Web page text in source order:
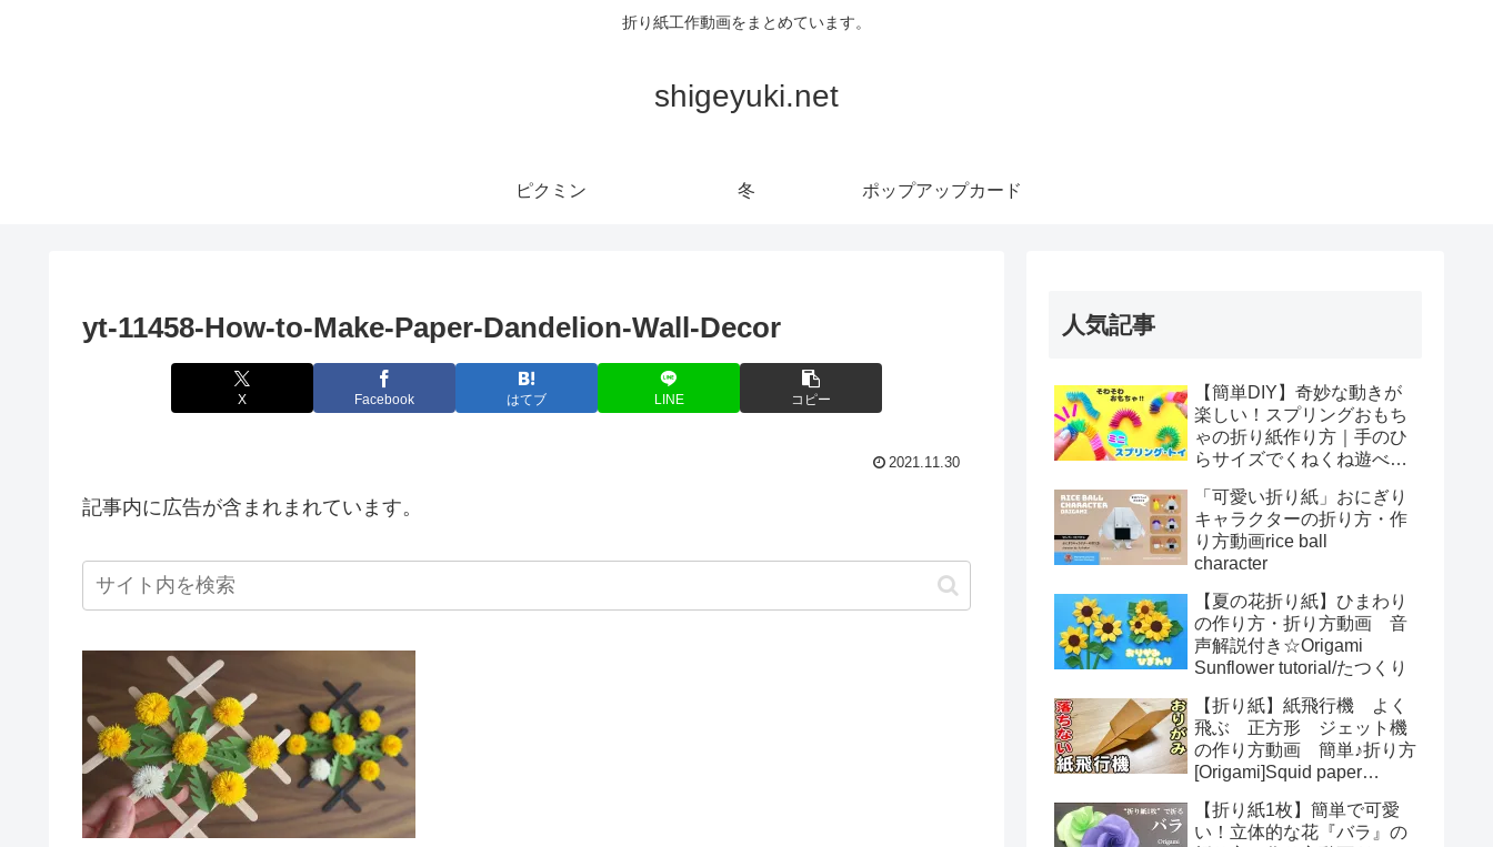
折り紙工作動画をまとめています。
shigeyuki.net
ピクミン 冬 ポップアップカード
yt-11458-How-to-Make-Paper-Dandelion-Wall-Decor
X Facebook はてブ LINE コピー
2021.11.30
記事内に広告が含まれまれています。
人気記事
【簡単DIY】奇妙な動きが
楽しい！スプリングおもち
ゃの折り紙作り方｜手のひ
らサイズでくねくね遊べ
toys Origami
「可愛い折り紙」おにぎり
キャラクターの折り方・作
り方動画rice ball
character
【夏の花折り紙】ひまわり
の作り方・折り方動画 音
声解説付き☆Origami
Sunflower tutorial/たつくり
【折り紙】紙飛行機 よく
飛ぶ 正方形 ジェット機
の作り方動画 簡単♪折り方
[Origami]Squid paper
【折り紙1枚】簡単で可愛
い！立体的な花『バラ』の